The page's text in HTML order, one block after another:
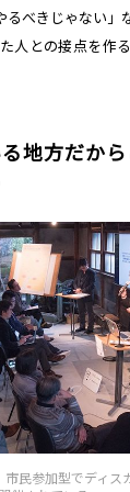
るべきじゃない」
人との接点を作
地方だか
民参加型でディス